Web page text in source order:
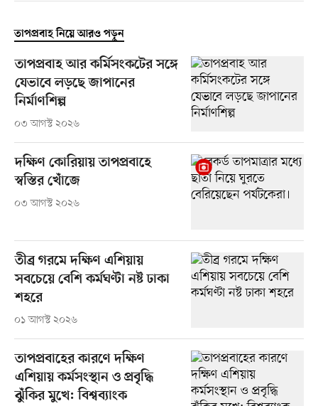
তাপপ্রবাহ নিয়ে আরও পড়ুন
তাপপ্রবাহ আর কর্মিসংকটের সঙ্গে
যেভাবে লড়ছে জাপানের
নির্মাণশিল্প
০৩ আগস্ট ২০২৬
দক্ষিণ কোরিয়ায় তাপপ্রবাহে
স্বস্তির খোঁজে
০৩ আগস্ট ২০২৬
তীব্র গরমে দক্ষিণ এশিয়ায়
সবচেয়ে বেশি কর্মঘণ্টা নষ্ট ঢাকা
শহরে
০১ আগস্ট ২০২৬
তাপপ্রবাহের কারণে দক্ষিণ
এশিয়ায় কর্মসংস্থান ও প্রবৃদ্ধি
ঝুঁকির মুখে: বিশ্বব্যাংক